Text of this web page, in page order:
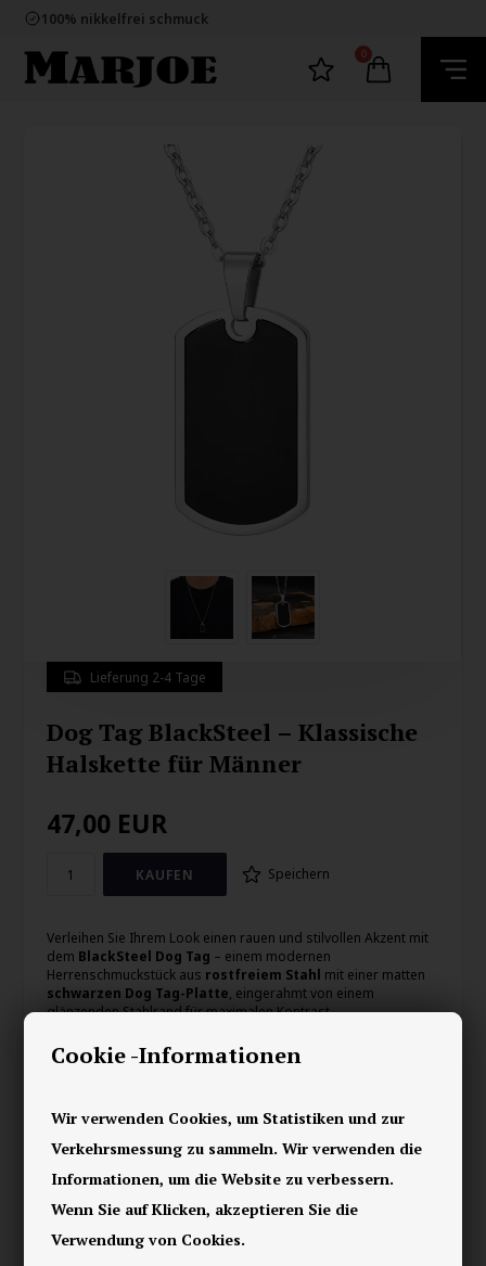
Cookie -Informationen
Wir verwenden Cookies, um Statistiken und zur
Verkehrsmessung zu sammeln. Wir verwenden die
Informationen, um die Website zu verbessern.
Wenn Sie auf Klicken, akzeptieren Sie die
Verwendung von Cookies.
100% nikkelfrei schmuck
60 Tage Rückgabe
E-mark webshop
100% nikkelfrei schmuck
0
Lieferung 2-4 Tage
Dog Tag BlackSteel – Klassische
Halskette für Männer
47,00 EUR
Speichern
Verleihen Sie Ihrem Look einen rauen und stilvollen Akzent mit
dem BlackSteel Dog Tag – einem modernen
Herrenschmuckstück aus rostfreiem Stahl mit einer matten
schwarzen Dog Tag-Platte, eingerahmt von einem
glänzenden Stahlrand für maximalen Kontrast.
Die Kette misst60 cm, perfekt für sowohl T-Shirts als auch
Hoodies.
täglichen Gebrauch.
Eine sichere Wahl für Männer, dieEinfachheit, Qualität und
maskulinen Stilsuchen.
Ihre Sicherheit